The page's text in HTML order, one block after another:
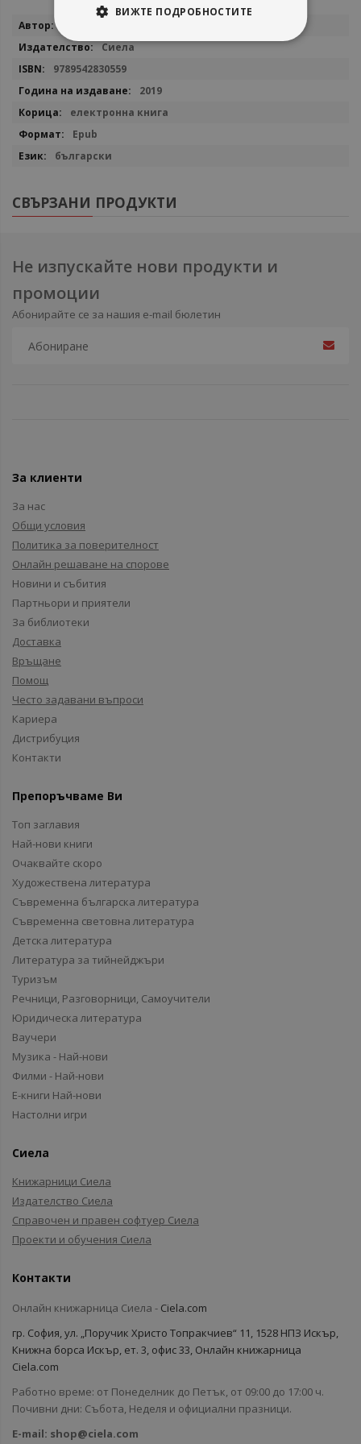
Повече
информация
Сиела
9789542830559
2019
електронна книга
Epub
български
СВЪРЗАНИ ПРОДУКТИ
Не изпускайте нови продукти и
промоции
Абонирайте се за нашия e-mail бюлетин
За клиенти
За нас
Общи условия
Политика за поверителност
Онлайн решаване на спорове
Новини и събития
Партньори и приятели
За библиотеки
Доставка
Връщане
Помощ
Често задавани въпроси
Кариера
Дистрибуция
Контакти
Препоръчваме Ви
Топ заглавия
Най-нови книги
Очаквайте скоро
Художествена литература
Съвременна българска литература
Съвременна световна литература
Детска литература
Литература за тийнейджъри
Туризъм
Речници, Разговорници, Самоучители
Юридическа литература
Ваучери
Музика - Най-нови
Филми - Най-нови
Е-книги Най-нови
Настолни игри
Сиела
Книжарници Сиела
Издателство Сиела
Справочен и правен софтуер Сиела
Проекти и обучения Сиела
Контакти
Онлайн книжарница Сиела - Ciela.com
гр. София, ул. „Поручик Христо Топракчиев“ 11, 1528 НПЗ Искър,
Книжна борса Искър, ет. 3, офис 33, Онлайн книжарница
Ciela.com
Работно време: от Понеделник до Петък, от 09:00 до 17:00 ч.
Почивни дни: Събота, Неделя и официални празници.
E-mail: shop@ciela.com
ВИЖТЕ ПОДРОБНОСТИТЕ